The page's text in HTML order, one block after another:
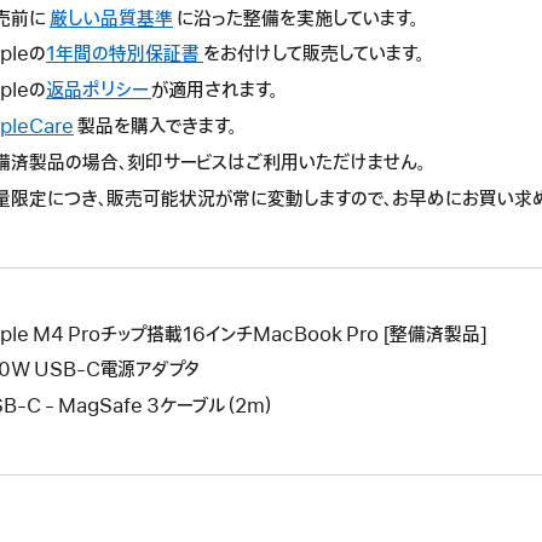
前に 厳しい品質基準 に沿った整備を実施しています。
の1年間の特別保証書 こ
の
作
に
よ
ウ
ド
が
をお付けして販売しています。
の返品ポリシーこ
の
操
作
に
い
ウ
イ
ウ
が適用されます。
こ
の
作
よ
新
し
い
ウ
製品を購入できます。
済製品の場合、刻印サービスはご利用いただけません。
限定につき、販売可能状況が常に変動しますので、お早めにお買い求
M4 Proチップ搭載16インチMacBook Pro [整備済製品]
USB-C電源アダプタ
C - MagSafe 3ケーブル（2m）